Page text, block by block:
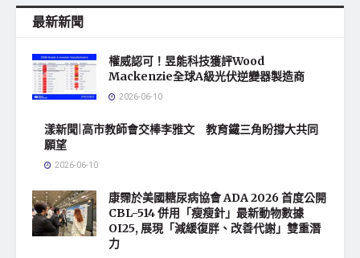
最新新聞
權威認可！昱能科技獲評Wood
Mackenzie全球A級光伏逆變器製造商
2026-06-10
漾新聞|高市教師會交棒李雅文 教育鐵三角盼撐大共同
願望
2026-06-10
康霈於美國糖尿病協會 ADA 2026 首度公開
CBL-514 併用「瘦瘦針」最新動物數據
OI25, 展現「減緩復胖、改善代謝」雙重潛
力